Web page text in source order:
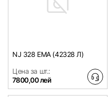
NJ 328 EMA (42328 Л)
Цена за шт.:
7800,00 лей